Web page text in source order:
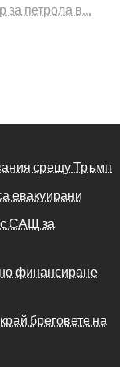
петрола в…
срещу Тръмп
евакуирани
САЩ за
финансиране
бреговете на